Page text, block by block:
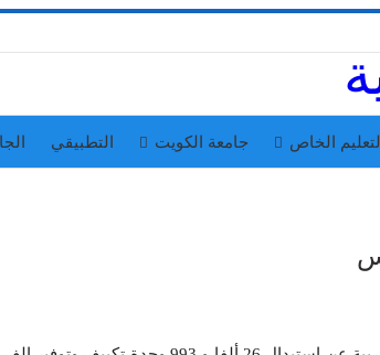
التعليم الخاص جامعة الكويت التطبيقي